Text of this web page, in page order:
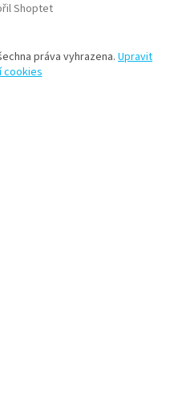
Shoptet
práva vyhrazena. Upravit
cookies